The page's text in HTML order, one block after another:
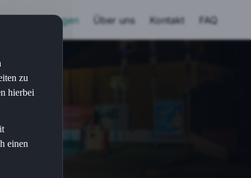
Leistungen Über uns Kontakt FAQ
zu
hierbei
einen